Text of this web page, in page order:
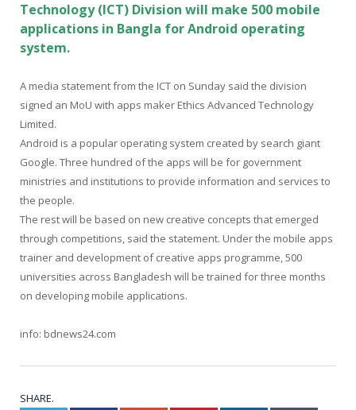
Technology (ICT) Division will make 500 mobile
applications in Bangla for Android operating
system.
A media statement from the ICT on Sunday said the division
signed an MoU with apps maker Ethics Advanced Technology
Limited.
Android is a popular operating system created by search giant
Google. Three hundred of the apps will be for government
ministries and institutions to provide information and services to
the people.
The rest will be based on new creative concepts that emerged
through competitions, said the statement. Under the mobile apps
trainer and development of creative apps programme, 500
universities across Bangladesh will be trained for three months
on developing mobile applications.
info: bdnews24.com
SHARE.